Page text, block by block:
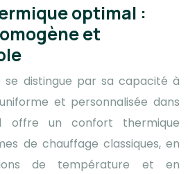
optimal :
et
se distingue par sa capacité à
et personnalisée dans
offre un confort thermique
de chauffage classiques, en
de température et en